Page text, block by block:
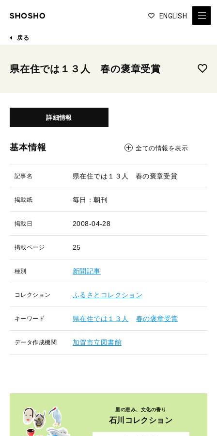
ENGLISH
戻る
県在住では１３人 春の褒章受賞
詳細情報
基本情報 全ての情報を表示
記事名 県在住では１３人 春の褒章受賞
掲載紙 毎日：朝刊
掲載日 2008-04-28
掲載ページ 25
種別 新聞記事
コレクション ふるさとコレクション
キーワード 県在住では１３人 春の褒章受賞
データ作成機関 加賀市立図書館
里の恵み、文化の香り
石川コレクション